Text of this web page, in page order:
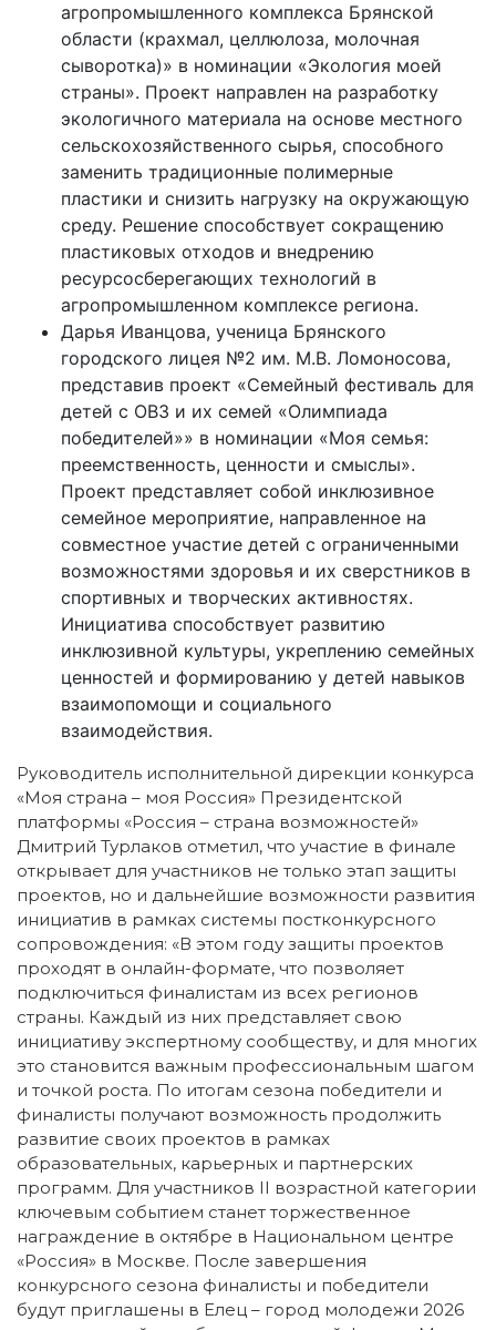
агропромышленного комплекса Брянской
области (крахмал, целлюлоза, молочная
сыворотка)» в номинации «Экология моей
страны». Проект направлен на разработку
экологичного материала на основе местного
сельскохозяйственного сырья, способного
заменить традиционные полимерные
пластики и снизить нагрузку на окружающую
среду. Решение способствует сокращению
пластиковых отходов и внедрению
ресурсосберегающих технологий в
агропромышленном комплексе региона.
Дарья Иванцова, ученица Брянского
городского лицея №2 им. М.В. Ломоносова,
представив проект «Семейный фестиваль для
детей с ОВЗ и их семей «Олимпиада
победителей»» в номинации «Моя семья:
преемственность, ценности и смыслы».
Проект представляет собой инклюзивное
семейное мероприятие, направленное на
совместное участие детей с ограниченными
возможностями здоровья и их сверстников в
спортивных и творческих активностях.
Инициатива способствует развитию
инклюзивной культуры, укреплению семейных
ценностей и формированию у детей навыков
взаимопомощи и социального
взаимодействия.
Руководитель исполнительной дирекции конкурса
«Моя страна – моя Россия» Президентской
платформы «Россия – страна возможностей»
Дмитрий Турлаков отметил, что участие в финале
открывает для участников не только этап защиты
проектов, но и дальнейшие возможности развития
инициатив в рамках системы постконкурсного
сопровождения: «В этом году защиты проектов
проходят в онлайн-формате, что позволяет
подключиться финалистам из всех регионов
страны. Каждый из них представляет свою
инициативу экспертному сообществу, и для многих
это становится важным профессиональным шагом
и точкой роста. По итогам сезона победители и
финалисты получают возможность продолжить
развитие своих проектов в рамках
образовательных, карьерных и партнерских
программ. Для участников II возрастной категории
ключевым событием станет торжественное
награждение в октябре в Национальном центре
«Россия» в Москве. После завершения
конкурсного сезона финалисты и победители
будут приглашены в Елец – город молодежи 2026